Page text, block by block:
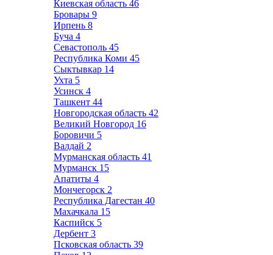
Киевская область 46
Бровары 9
Ирпень 8
Буча 4
Севастополь 45
Республика Коми 45
Сыктывкар 14
Ухта 5
Усинск 4
Ташкент 44
Новгородская область 42
Великий Новгород 16
Боровичи 5
Валдай 2
Мурманская область 41
Мурманск 15
Апатиты 4
Мончегорск 2
Республика Дагестан 40
Махачкала 15
Каспийск 5
Дербент 3
Псковская область 39